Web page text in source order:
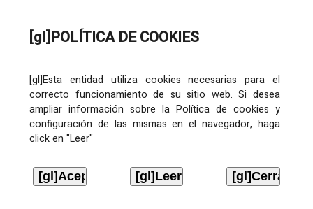
[gl]POLÍTICA DE COOKIES
[gl]Esta entidad utiliza cookies necesarias para el
correcto funcionamiento de su sitio web. Si desea
ampliar información sobre la Política de cookies y
configuración de las mismas en el navegador, haga
click en "Leer"